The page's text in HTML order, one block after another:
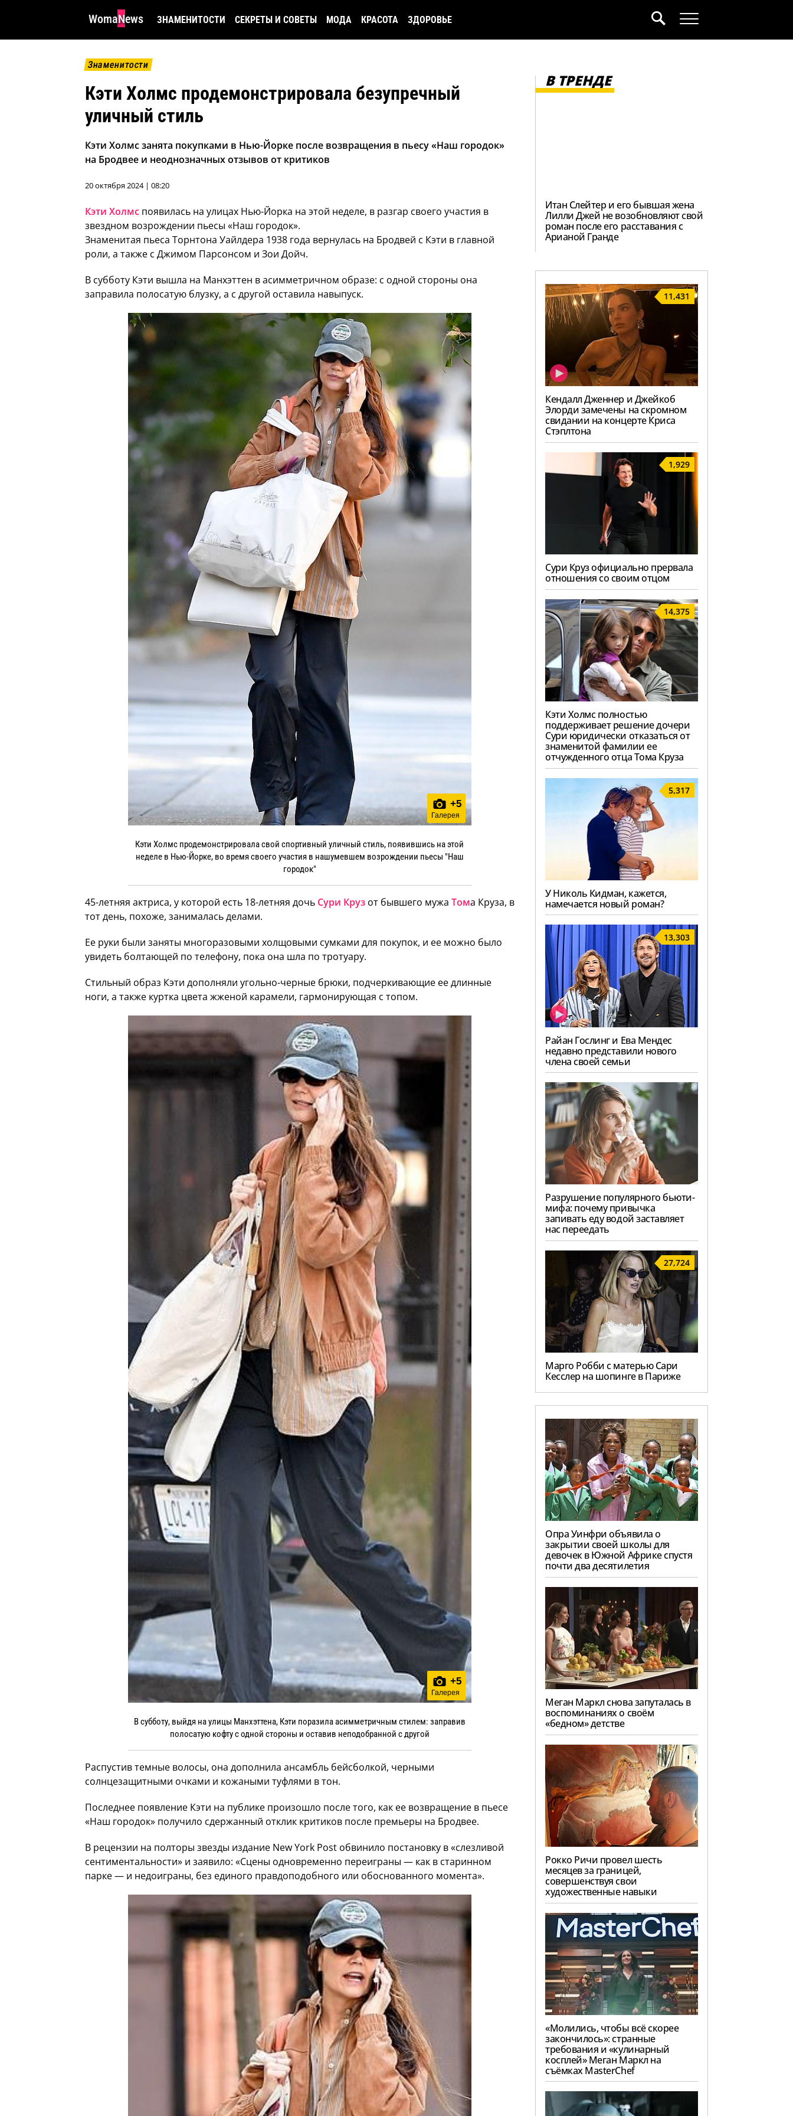
WomaNews ЗНАМЕНИТОСТИ СЕКРЕТЫ И СОВЕТЫ МОДА КРАСОТА ЗДОРОВЬЕ
Знаменитости
Кэти Холмс продемонстрировала безупречный
уличный стиль
Кэти Холмс занята покупками в Нью-Йорке после возвращения в пьесу «Наш городок»
на Бродвее и неоднозначных отзывов от критиков
20 октября 2024 | 08:20
Кэти Холмс появилась на улицах Нью-Йорка на этой неделе, в разгар своего участия в
звездном возрождении пьесы «Наш городок».
Знаменитая пьеса Торнтона Уайлдера 1938 года вернулась на Бродвей с Кэти в главной
роли, а также с Джимом Парсонсом и Зои Дойч.
В субботу Кэти вышла на Манхэттен в асимметричном образе: с одной стороны она
заправила полосатую блузку, а с другой оставила навыпуск.
+5
Галерея
Кэти Холмс продемонстрировала свой спортивный уличный стиль, появившись на этой
неделе в Нью-Йорке, во время своего участия в нашумевшем возрождении пьесы "Наш
городок"
45-летняя актриса, у которой есть 18-летняя дочь Сури Круз от бывшего мужа Тома Круза, в
тот день, похоже, занималась делами.
Ее руки были заняты многоразовыми холщовыми сумками для покупок, и ее можно было
увидеть болтающей по телефону, пока она шла по тротуару.
Стильный образ Кэти дополняли угольно-черные брюки, подчеркивающие ее длинные
ноги, а также куртка цвета жженой карамели, гармонирующая с топом.
+5
Галерея
В субботу, выйдя на улицы Манхэттена, Кэти поразила асимметричным стилем: заправив
полосатую кофту с одной стороны и оставив неподобранной с другой
Распустив темные волосы, она дополнила ансамбль бейсболкой, черными
солнцезащитными очками и кожаными туфлями в тон.
Последнее появление Кэти на публике произошло после того, как ее возвращение в пьесе
«Наш городок» получило сдержанный отклик критиков после премьеры на Бродвее.
В рецензии на полторы звезды издание New York Post обвинило постановку в «слезливой
сентиментальности» и заявило: «Сцены одновременно переиграны — как в старинном
парке — и недоиграны, без единого правдоподобного или обоснованного момента».
В ТРЕНДЕ
Итан Слейтер и его бывшая жена
Лилли Джей не возобновляют свой
роман после его расставания с
Арианой Гранде
11,431
Кендалл Дженнер и Джейкоб
Элорди замечены на скромном
свидании на концерте Криса
Стэплтона
1,929
Сури Круз официально прервала
отношения со своим отцом
14,375
Кэти Холмс полностью
поддерживает решение дочери
Сури юридически отказаться от
знаменитой фамилии ее
отчужденного отца Тома Круза
5,317
У Николь Кидман, кажется,
намечается новый роман?
13,303
Райан Гослинг и Ева Мендес
недавно представили нового
члена своей семьи
Разрушение популярного бьюти-
мифа: почему привычка
запивать еду водой заставляет
нас переедать
27,724
Марго Робби с матерью Сари
Кесслер на шопинге в Париже
Опра Уинфри объявила о
закрытии своей школы для
девочек в Южной Африке спустя
почти два десятилетия
Меган Маркл снова запуталась в
воспоминаниях о своём
«бедном» детстве
Рокко Ричи провел шесть
месяцев за границей,
совершенствуя свои
художественные навыки
«Молились, чтобы всё скорее
закончилось»: странные
требования и «кулинарный
косплей» Меган Маркл на
съёмках MasterChef